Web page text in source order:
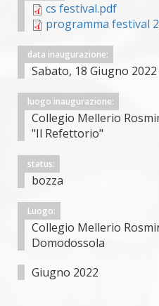
cs festival.pdf
programma festival
data inaugurazione:
Sabato, 18 Giugno 2022
luogo inaugurazione:
Collegio Mellerio
"Il Refettorio"
status:
bozza
Luogo:
Collegio Mellerio
Domodossola
Giugno 2022